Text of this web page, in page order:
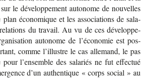
le déve­lop­pe­ment auto­nome de nou­velles
éco­no­mique et les asso­cia­tions de sala­
du tra­vail. Au vu de ces déve­lop­pe­
auto­nome de l’éco­no­mie est pos­
comme l’illustre le cas alle­mand, le pas
l’en­semble des sala­riés ne fut effec­tué
d’un authen­tique « corps social » au